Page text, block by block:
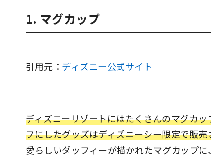
1. マグカップ
引用元： ディズニー公式サイト
ディズニーリゾートにはたくさんのマグカ
フにしたグッズはディズニーシー限定で販売
愛らしいダッフィーが描かれたマグカップ